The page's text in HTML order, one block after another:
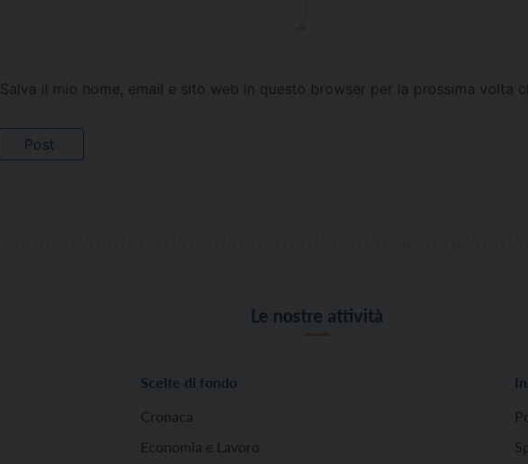
Salva il mio nome, email e sito web in questo browser per la prossima volta
Le nostre attività
Scelte di fondo
Cronaca
Economia e Lavoro